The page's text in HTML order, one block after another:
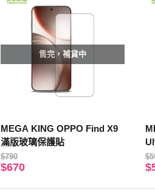
售完，補貨中
MEGA KING OPPO Find X9
滿版玻璃保護貼
$790
$670